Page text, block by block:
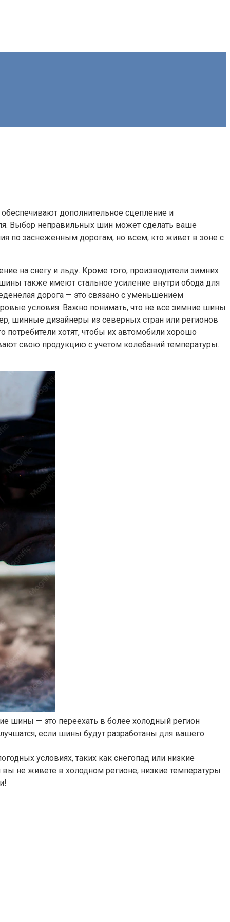
дополнительное сцепление и
Выбор неправильных шин может сделать ваше
по заснеженным дорогам, но всем, кто живет в зоне с
на снегу и льду. Кроме того, производители зимних
также имеют стальное усиление внутри обода для
дорога — это связано с уменьшением
условия. Важно понимать, что не все зимние шины
шинные дизайнеры из северных стран или регионов
потребители хотят, чтобы их автомобили хорошо
свою продукцию с учетом колебаний температуры.
шины — это переехать в более холодный регион
если шины будут разработаны для вашего
условиях, таких как снегопад или низкие
не живете в холодном регионе, низкие температуры